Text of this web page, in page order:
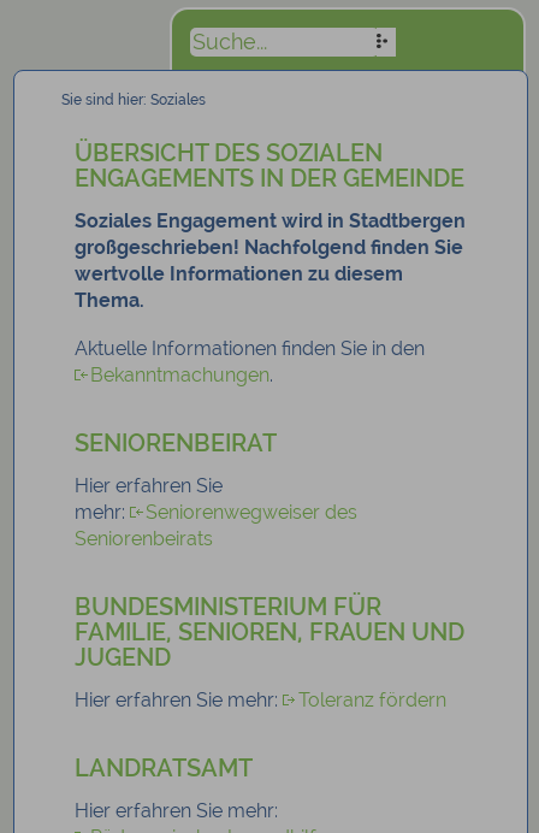
Sie sind hier: Soziales
ÜBERSICHT DES SOZIALEN
ENGAGEMENTS IN DER GEMEINDE
Soziales Engagement wird in Stadtbergen
großgeschrieben! Nachfolgend finden Sie
wertvolle Informationen zu diesem
Thema.
Aktuelle Informationen finden Sie in den
Bekanntmachungen.
SENIORENBEIRAT
Hier erfahren Sie
mehr:
Seniorenwegweiser des
Seniorenbeirats
BUNDESMINISTERIUM FÜR
FAMILIE, SENIOREN, FRAUEN UND
JUGEND
Hier erfahren Sie mehr: Toleranz fördern
LANDRATSAMT
Hier erfahren Sie mehr: